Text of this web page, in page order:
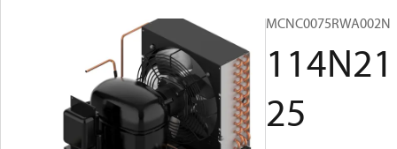
MCNC0075RWA002N
114N21
25